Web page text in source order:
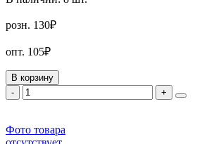
розн. 130₽
опт. 105₽
В корзину
-
+
Фото товара